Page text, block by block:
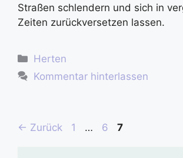
Straßen schlendern und sich in
Zeiten zurückversetzen lassen.
Herten
Kommentar hinterlassen
← Zurück 1 … 6 7